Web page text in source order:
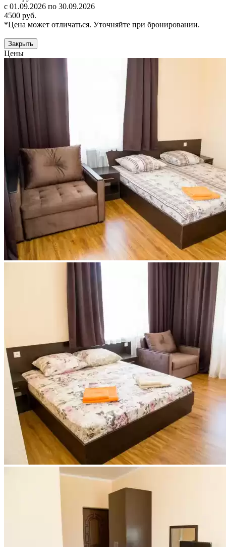
с 01.09.2026 по 30.09.2026
4500 руб.
*Цена может отличаться. Уточняйте при бронировании.
Закрыть
Цены